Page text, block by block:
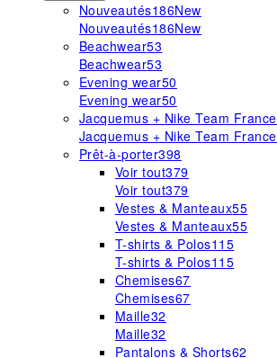
Nouveautés186New
Nouveautés186New
Beachwear53
Beachwear53
Evening wear50
Evening wear50
Jacquemus + Nike Team France
Jacquemus + Nike Team France
Prêt-à-porter398
Voir tout379
Voir tout379
Vestes & Manteaux55
Vestes & Manteaux55
T-shirts & Polos115
T-shirts & Polos115
Chemises67
Chemises67
Maille32
Maille32
Pantalons & Shorts62